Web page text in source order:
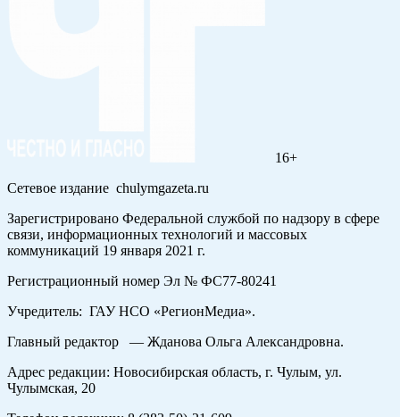
16+
Сетевое издание chulymgazeta.ru
Зарегистрировано Федеральной службой по надзору в сфере
связи, информационных технологий и массовых
коммуникаций 19 января 2021 г.
Регистрационный номер Эл № ФС77-80241
Учредитель: ГАУ НСО «РегионМедиа».
Главный редактор — Жданова Ольга Александровна.
Адрес редакции: Новосибирская область, г. Чулым, ул.
Чулымская, 20